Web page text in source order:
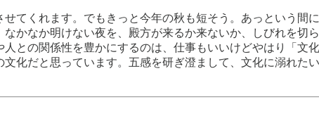
てくれます。でもきっと今年の秋も短そう。あっという間
かなか明けない夜を、殿方が来るか来ないか、しびれを切
との関係性を豊かにするのは、仕事もいいけどやはり「文
化だと思っています。五感を研ぎ澄まして、文化に溺れた